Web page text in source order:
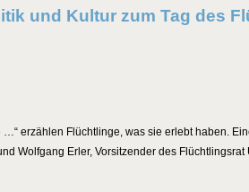
und Kultur zum Tag des
erzählen Flüchtlinge, was sie erlebt haben.
Wolfgang Erler, Vorsitzender des